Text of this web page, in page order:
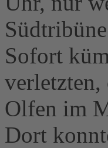
Sofort
Olfen im
Dort